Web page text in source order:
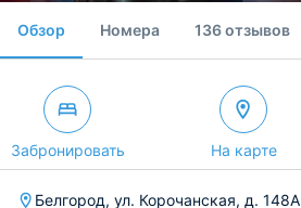
Обзор Номера 136 отзывов
Забронировать На карте
Белгород, ул. Корочанская, д. 148А